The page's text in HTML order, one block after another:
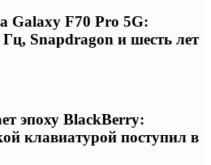
Galaxy F70 Pro 5G:
Snapdragon и шесть лет
эпоху BlackBerry:
клавиатурой поступил в